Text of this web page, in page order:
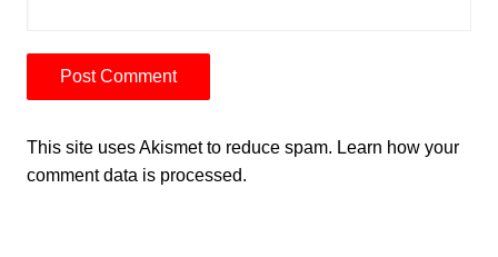
This site uses Akismet to reduce spam. Learn how your
comment data is processed.